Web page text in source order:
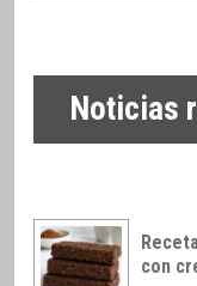
Noticias
con